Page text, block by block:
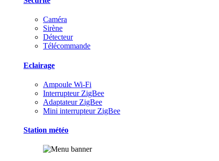
Caméra
Sirène
Détecteur
Télécommande
Eclairage
Ampoule Wi-Fi
Interrupteur ZigBee
Adaptateur ZigBee
Mini interrupteur ZigBee
Station météo